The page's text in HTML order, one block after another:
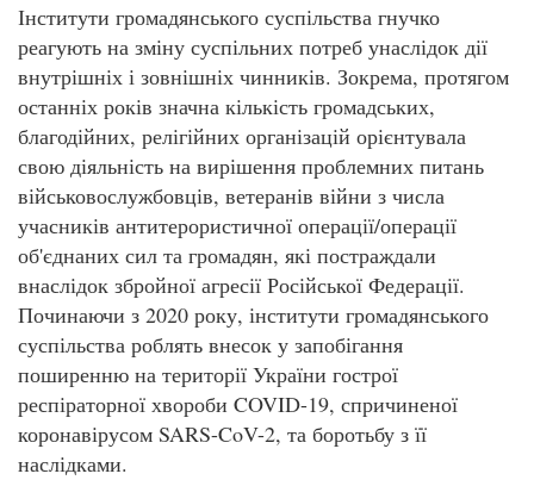
Інститути громадянського суспільства гнучко
реагують на зміну суспільних потреб унаслідок дії
внутрішніх і зовнішніх чинників. Зокрема, протягом
останніх років значна кількість громадських,
благодійних, релігійних організацій орієнтувала
свою діяльність на вирішення проблемних питань
військовослужбовців, ветеранів війни з числа
учасників антитерористичної операції/операції
об'єднаних сил та громадян, які постраждали
внаслідок збройної агресії Російської Федерації.
Починаючи з 2020 року, інститути громадянського
суспільства роблять внесок у запобігання
поширенню на території України гострої
респіраторної хвороби COVID-19, спричиненої
коронавірусом SARS-CoV-2, та боротьбу з її
наслідками.